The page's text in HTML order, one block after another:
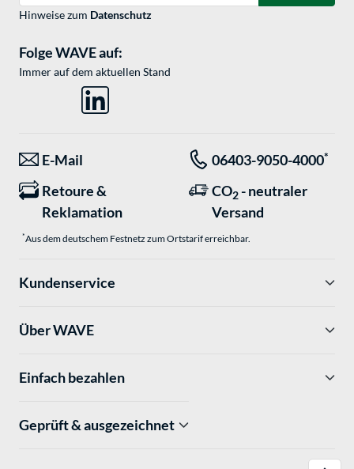
Hinweise zum Datenschutz
Folge WAVE auf:
Immer auf dem aktuellen Stand
E-Mail 06403-9050-4000*
Retoure &
Reklamation
CO2 - neutraler
Versand
*Aus dem deutschem Festnetz zum Ortstarif erreichbar.
Kundenservice
Über WAVE
Einfach bezahlen
Geprüft & ausgezeichnet